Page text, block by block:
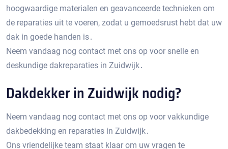
hoogwaardige materialen en geavanceerde technieken om
de reparaties uit te voeren‚ zodat u gemoedsrust hebt dat uw
dak in goede handen is․
Neem vandaag nog contact met ons op voor snelle en
deskundige dakreparaties in Zuidwijk․
Dakdekker in Zuidwijk nodig?
Neem vandaag nog contact met ons op voor vakkundige
dakbedekking en reparaties in Zuidwijk․
Ons vriendelijke team staat klaar om uw vragen te